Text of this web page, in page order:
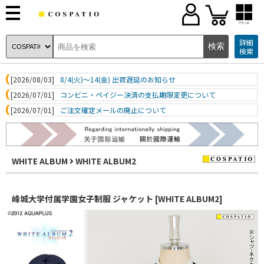
ブランド
詳細
検索
[2026/08/03]
8/4(火)～14(金) 出荷遅延のお知らせ
[2026/07/01]
コンビニ・ペイジー決済の支払期限変更について
[2026/07/01]
ご注文確定メールの廃止について
WHITE ALBUM WHITE ALBUM2
峰城大学付属学園女子制服 ジャケット [WHITE ALBUM2]